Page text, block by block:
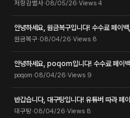
저항감별사·08/05/26·Views 4
안녕하세요, 원금복구입니다! 수수료 페이
원금복구·08/04/26·Views 8
안녕하세요, poqom입니다! 수수료 페이
poqom·08/04/26·Views 9
반갑습니다, 대구탕입니다! 유튜버 따라 페
대구탕·08/04/26·Views 8